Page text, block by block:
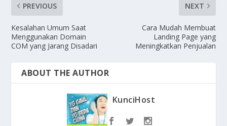
PREVIOUS
Kesalahan Umum Saat
Menggunakan Domain
COM yang Jarang Disadari
NEXT
Cara Mudah Membuat
Landing Page yang
Meningkatkan Penjualan
ABOUT THE AUTHOR
KunciHost